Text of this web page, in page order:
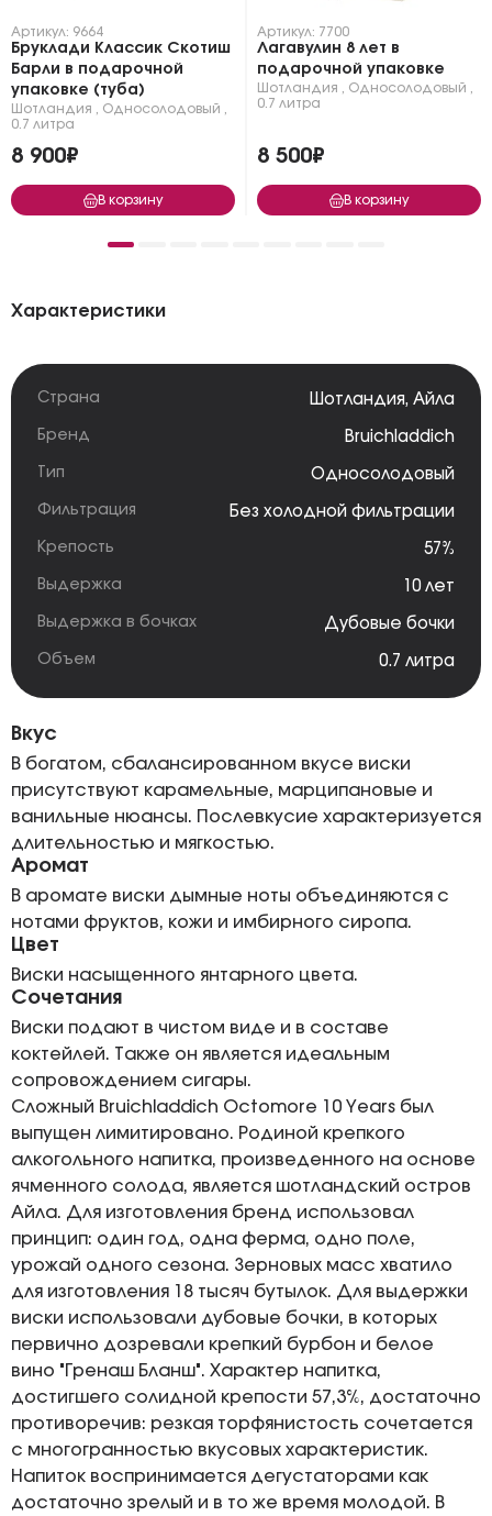
Артикул: 9664
Бруклади Классик Скотиш
Барли в подарочной
упаковке (туба)
Шотландия Односолодовый
0.7 литра
8 900₽
В корзину
Артикул: 7700
Лагавулин 8 лет в
подарочной упаковке
Шотландия Односолодовый
0.7 литра
8 500₽
В корзину
Характеристики
Страна Шотландия, Айла
Бренд Bruichladdich
Тип Односолодовый
Фильтрация Без холодной фильтрации
Крепость 57%
Выдержка 10 лет
Выдержка в бочках Дубовые бочки
Объем 0.7 литра
Вкус
В богатом, сбалансированном вкусе виски
присутствуют карамельные, марципановые и
ванильные нюансы. Послевкусие характеризуется
длительностью и мягкостью.
Аромат
В аромате виски дымные ноты объединяются с
нотами фруктов, кожи и имбирного сиропа.
Цвет
Виски насыщенного янтарного цвета.
Сочетания
Виски подают в чистом виде и в составе
коктейлей. Также он является идеальным
сопровождением сигары.
Сложный Bruichladdich Octomore 10 Years был
выпущен лимитировано. Родиной крепкого
алкогольного напитка, произведенного на основе
ячменного солода, является шотландский остров
Айла. Для изготовления бренд использовал
принцип: один год, одна ферма, одно поле,
урожай одного сезона. Зерновых масс хватило
для изготовления 18 тысяч бутылок. Для выдержки
виски использовали дубовые бочки, в которых
первично дозревали крепкий бурбон и белое
вино "Гренаш Бланш". Характер напитка,
достигшего солидной крепости 57,3%, достаточно
противоречив: резкая торфянистость сочетается
с многогранностью вкусовых характеристик.
Напиток воспринимается дегустаторами как
достаточно зрелый и в то же время молодой. В